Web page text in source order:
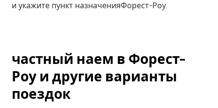
и укажите пункт назначенияФорест-Роу.
частный наем в Форест-
Роу и другие варианты
поездок